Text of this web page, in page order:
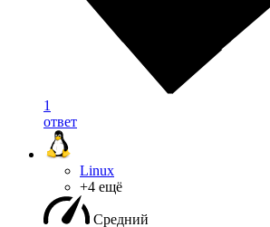
1
ответ
Linux
+4 ещё
Средний